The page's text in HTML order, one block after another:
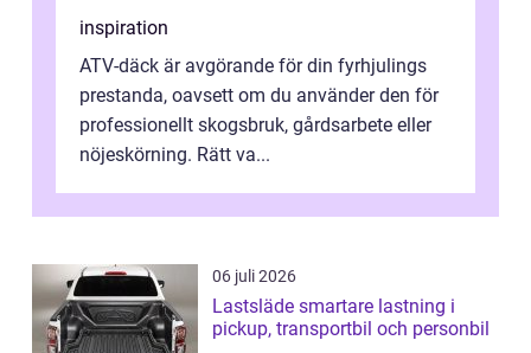
inspiration
ATV-däck är avgörande för din fyrhjulings
prestanda, oavsett om du använder den för
professionellt skogsbruk, gårdsarbete eller
nöjeskörning. Rätt va...
06 juli 2026
Lastsläde smartare lastning i
pickup, transportbil och personbil